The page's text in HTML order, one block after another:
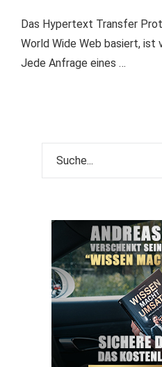
Das Hypertext Transfer
World Wide Web basiert, ist
Jede Anfrage eines …